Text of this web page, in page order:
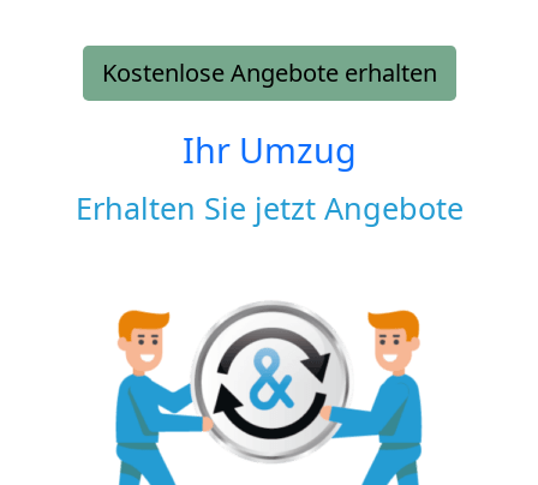
Kostenlose Angebote erhalten
Ihr Umzug
Erhalten Sie jetzt Angebote